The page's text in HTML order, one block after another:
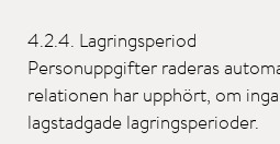
4.2.4. Lagringsperiod
Personuppgifter raderas
relationen har upphört, om
lagstadgade lagringsperioder.